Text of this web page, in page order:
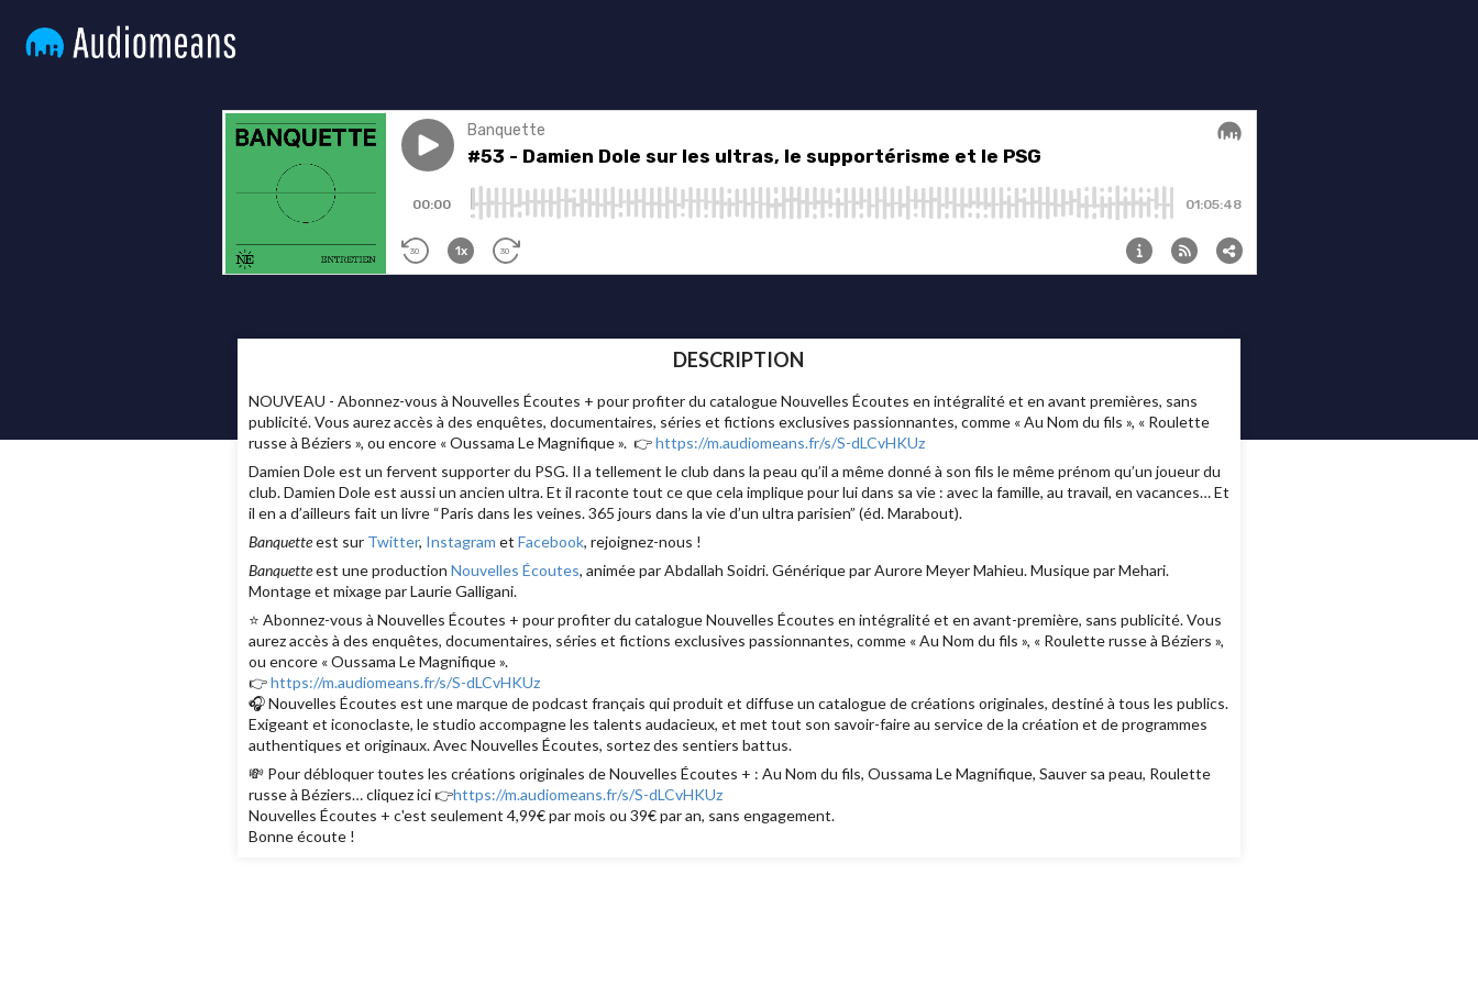
DESCRIPTION
NOUVEAU - Abonnez-vous à Nouvelles Écoutes + pour profiter du catalogue Nouvelles Écoutes en intégralité et en avant premières, sans
publicité. Vous aurez accès à des enquêtes, documentaires, séries et fictions exclusives passionnantes, comme « Au Nom du fils », « Roulette
russe à Béziers », ou encore « Oussama Le Magnifique ». 👉https://m.audiomeans.fr/s/S-dLCvHKUz
Damien Dole est un fervent supporter du PSG. Il a tellement le club dans la peau qu’il a même donné à son fils le même prénom qu’un joueur du
club. Damien Dole est aussi un ancien ultra. Et il raconte tout ce que cela implique pour lui dans sa vie : avec la famille, au travail, en vacances… Et
il en a d’ailleurs fait un livre “Paris dans les veines. 365 jours dans la vie d’un ultra parisien” (éd. Marabout).
Banquetteest sur Twitter, Instagram et Facebook, rejoignez-nous !
Banquetteest une production Nouvelles Écoutes, animée par Abdallah Soidri. Générique par Aurore Meyer Mahieu. Musique par Mehari.
Montage et mixage par Laurie Galligani.
⭐️ Abonnez-vous à Nouvelles Écoutes + pour profiter du catalogue Nouvelles Écoutes en intégralité et en avant-première, sans publicité. Vous
aurez accès à des enquêtes, documentaires, séries et fictions exclusives passionnantes, comme « Au Nom du fils », « Roulette russe à Béziers »,
ou encore « Oussama Le Magnifique ».
👉https://m.audiomeans.fr/s/S-dLCvHKUz
🎧 Nouvelles Écoutes est une marque de podcast français qui produit et diffuse un catalogue de créations originales, destiné à tous les publics.
Exigeant et iconoclaste, le studio accompagne les talents audacieux, et met tout son savoir-faire au service de la création et de programmes
authentiques et originaux. Avec Nouvelles Écoutes, sortez des sentiers battus.
💸 Pour débloquer toutes les créations originales de Nouvelles Écoutes + : Au Nom du fils, Oussama Le Magnifique, Sauver sa peau, Roulette
russe à Béziers… cliquez ici 👉https://m.audiomeans.fr/s/S-dLCvHKUz
Nouvelles Écoutes + c'est seulement 4,99€ par mois ou 39€ par an, sans engagement.
Bonne écoute !